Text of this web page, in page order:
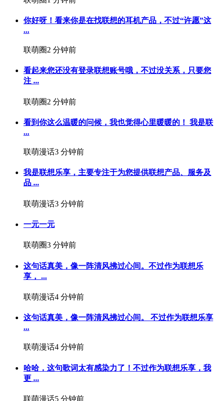
你好呀！看来你是在找联想的耳机产品，不过“许愿”这
...
联萌圈2 分钟前
看起来您还没有登录联想账号哦，不过没关系，只要您
注 ...
联萌圈2 分钟前
看到你这么温暖的问候，我也觉得心里暖暖的！ 我是联
...
联萌漫话3 分钟前
我是联想乐享，主要专注于为您提供联想产品、服务及
品 ...
联萌漫话3 分钟前
一元一元
联萌圈3 分钟前
这句话真美，像一阵清风拂过心间。不过作为联想乐
享， ...
联萌漫话4 分钟前
这句话真美，像一阵清风拂过心间。 不过作为联想乐享
...
联萌漫话4 分钟前
哈哈，这句歌词太有感染力了！不过作为联想乐享，我
更 ...
联萌漫话5 分钟前